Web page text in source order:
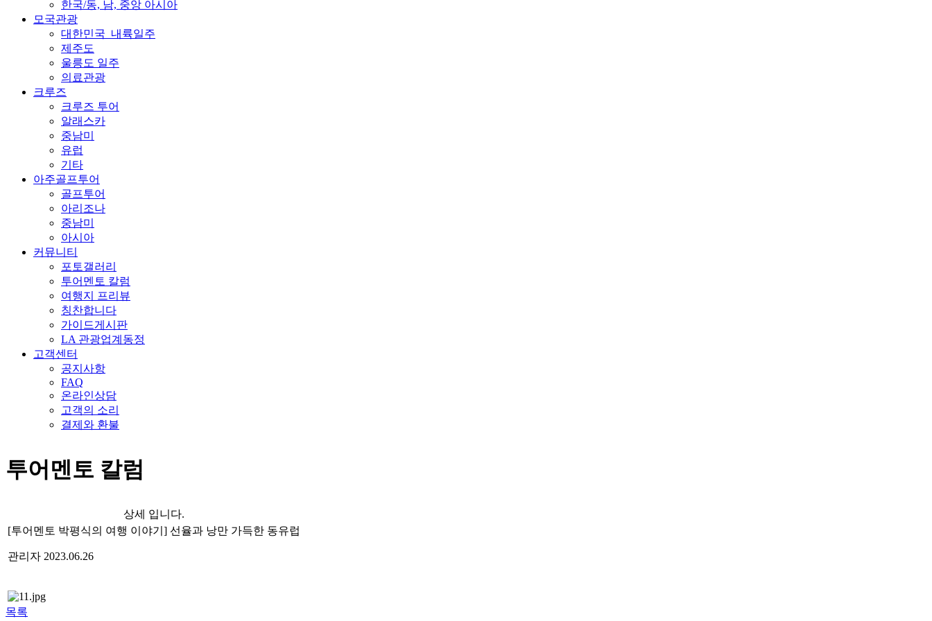
한국/동, 남, 중앙 아시아
모국관광
대한민국_내륙일주
제주도
울릉도 일주
의료관광
크루즈
크루즈 투어
알래스카
중남미
유럽
기타
아주골프투어
골프투어
아리조나
중남미
아시아
커뮤니티
포토갤러리
투어멘토 칼럼
여행지 프리뷰
칭찬합니다
가이드게시판
LA 관광업계동정
고객센터
공지사항
FAQ
온라인상담
고객의 소리
결제와 환불
투어멘토 칼럼
상세 입니다.
[투어멘토 박평식의 여행 이야기] 선율과 낭만 가득한 동유럽
관리자 2023.06.26
목록